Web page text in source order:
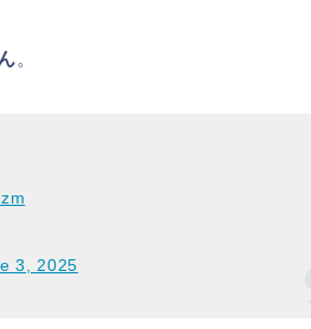
。
3, 2025